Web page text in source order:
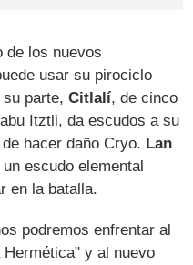
de los nuevos
usar su pirociclo
su parte,Citlalí, de cinco
Itztli, da escudos a su
hacer daño Cryo. Lan
escudo elemental
en la batalla.
podremos enfrentar al
y al nuevo